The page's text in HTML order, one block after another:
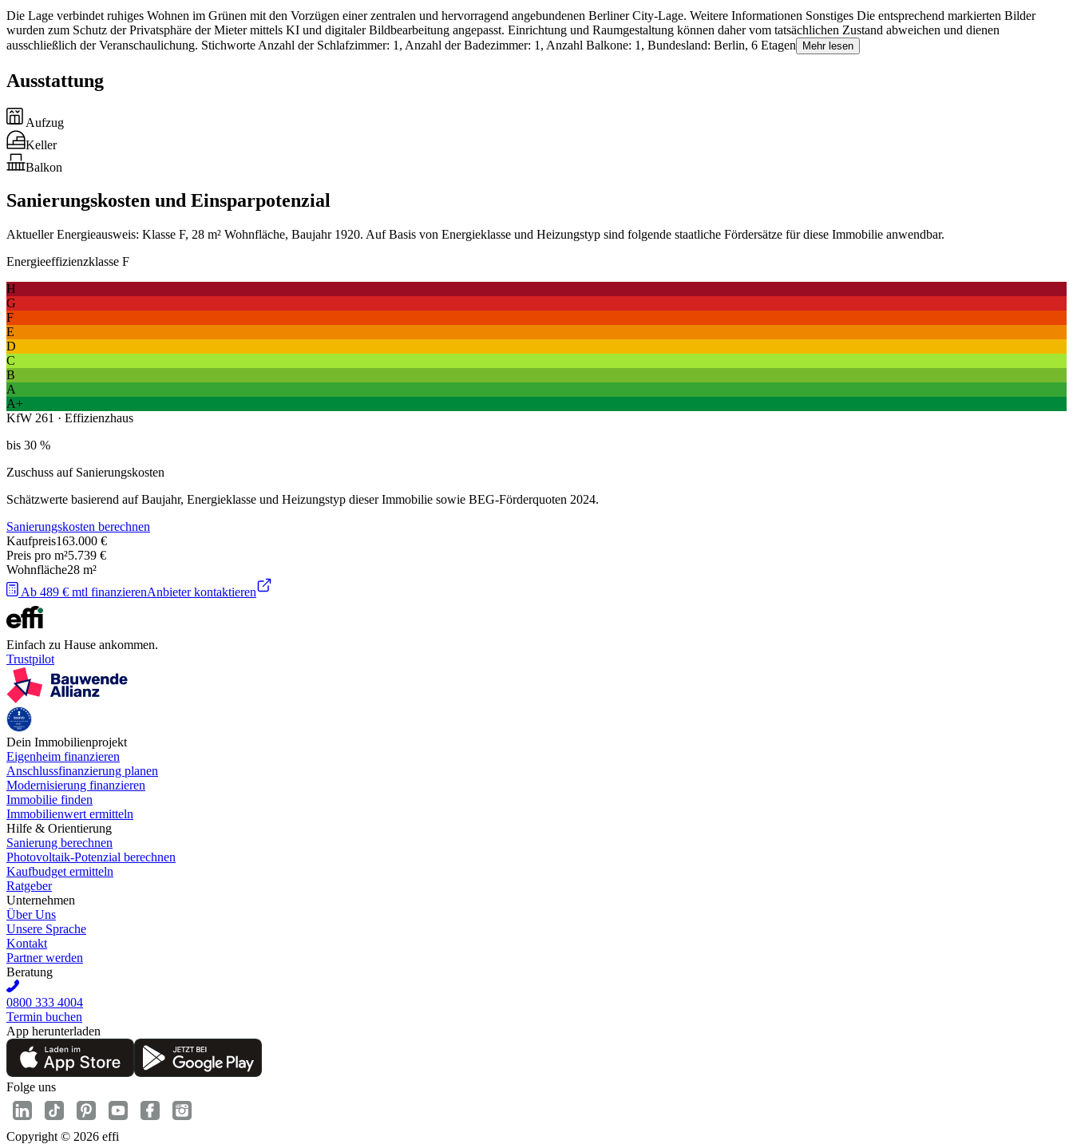
Die Lage verbindet ruhiges Wohnen im Grünen mit den Vorzügen einer zentralen und hervorragend angebundenen Berliner City-Lage. Weitere Informationen Sonstiges Die entsprechend markierten Bilder
wurden zum Schutz der Privatsphäre der Mieter mittels KI und digitaler Bildbearbeitung angepasst. Einrichtung und Raumgestaltung können daher vom tatsächlichen Zustand abweichen und dienen
ausschließlich der Veranschaulichung. Stichworte Anzahl der Schlafzimmer: 1, Anzahl der Badezimmer: 1, Anzahl Balkone: 1, Bundesland: Berlin, 6 Etagen
Mehr lesen
Ausstattung
Aufzug
Keller
Balkon
Sanierungskosten und Einsparpotenzial
Aktueller Energieausweis: Klasse F, 28 m² Wohnfläche, Baujahr 1920. Auf Basis von Energieklasse und Heizungstyp sind folgende staatliche Fördersätze für diese Immobilie anwendbar.
Energieeffizienzklasse F
H
G
F
E
D
C
B
A
A+
KfW 261 · Effizienzhaus
bis 30 %
Zuschuss auf Sanierungskosten
Schätzwerte basierend auf Baujahr, Energieklasse und Heizungstyp dieser Immobilie sowie BEG-Förderquoten 2024.
Sanierungskosten berechnen
Kaufpreis163.000 €
Preis pro m²5.739 €
Wohnfläche28 m²
Ab 489 € mtl finanzierenAnbieter kontaktieren
Einfach zu Hause ankommen.
Trustpilot
Dein Immobilienprojekt
Eigenheim finanzieren
Anschlussfinanzierung planen
Modernisierung finanzieren
Immobilie finden
Immobilienwert ermitteln
Hilfe & Orientierung
Sanierung berechnen
Photovoltaik-Potenzial berechnen
Kaufbudget ermitteln
Ratgeber
Unternehmen
Über Uns
Unsere Sprache
Kontakt
Partner werden
Beratung
0800 333 4004
Termin buchen
App herunterladen
Folge uns
Copyright © 2026 effi